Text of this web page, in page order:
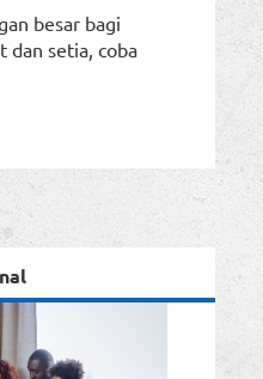
besar bagi
dan setia, coba